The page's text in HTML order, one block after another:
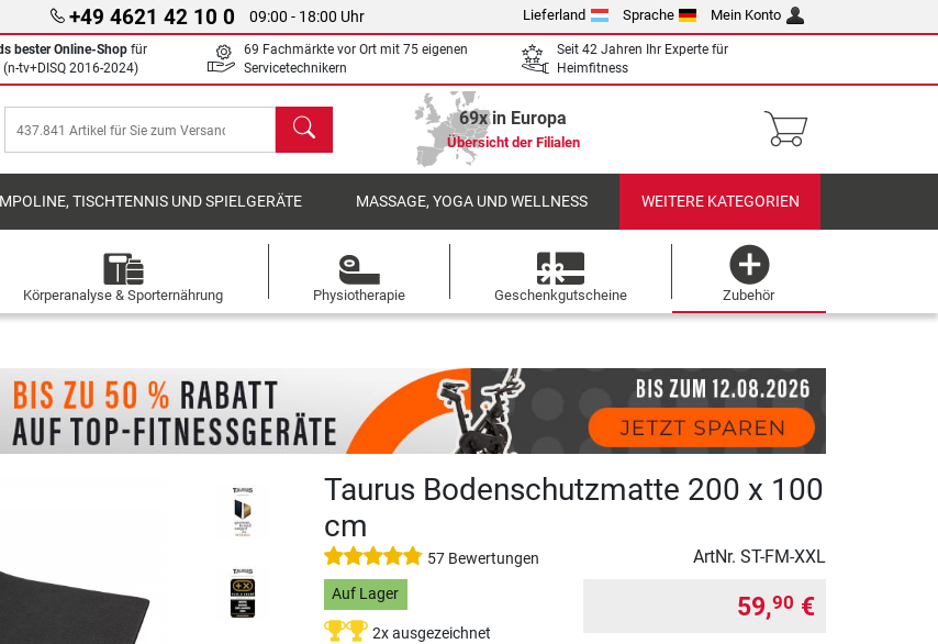
+49 4621 42 10 0 09:00 - 18:00 Uhr Lieferland Sprache Mein Konto
bester Online-Shop für
tv+DISQ 2016-2024)
69 Fachmärkte vor Ort mit 75 eigenen
Servicetechnikern
Seit 42 Jahren Ihr Experte für
Heimfitness
Suchen 69x in Europa
Übersicht der Filialen
TISCHTENNIS UND SPIELGERÄTE MASSAGE, YOGA UND WELLNESS WEITERE KATEGORIEN
Körperanalyse & Sporternährung Physiotherapie Geschenkgutscheine Zubehör
Taurus Bodenschutzmatte 200 x 100
cm
57 Bewertungen ArtNr. ST-FM-XXL
Auf Lager
2x ausgezeichnet
59,90 €